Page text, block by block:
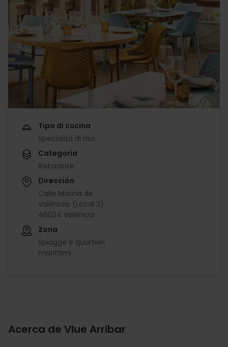
Tipo di cucina
Specialità di riso
Categoria
Ristorante
Dirección
Calle Marina de
València, (Local 3)
46024 València
Zona
Spiagge e quartieri
marittimi
Acerca de Vlue Arribar